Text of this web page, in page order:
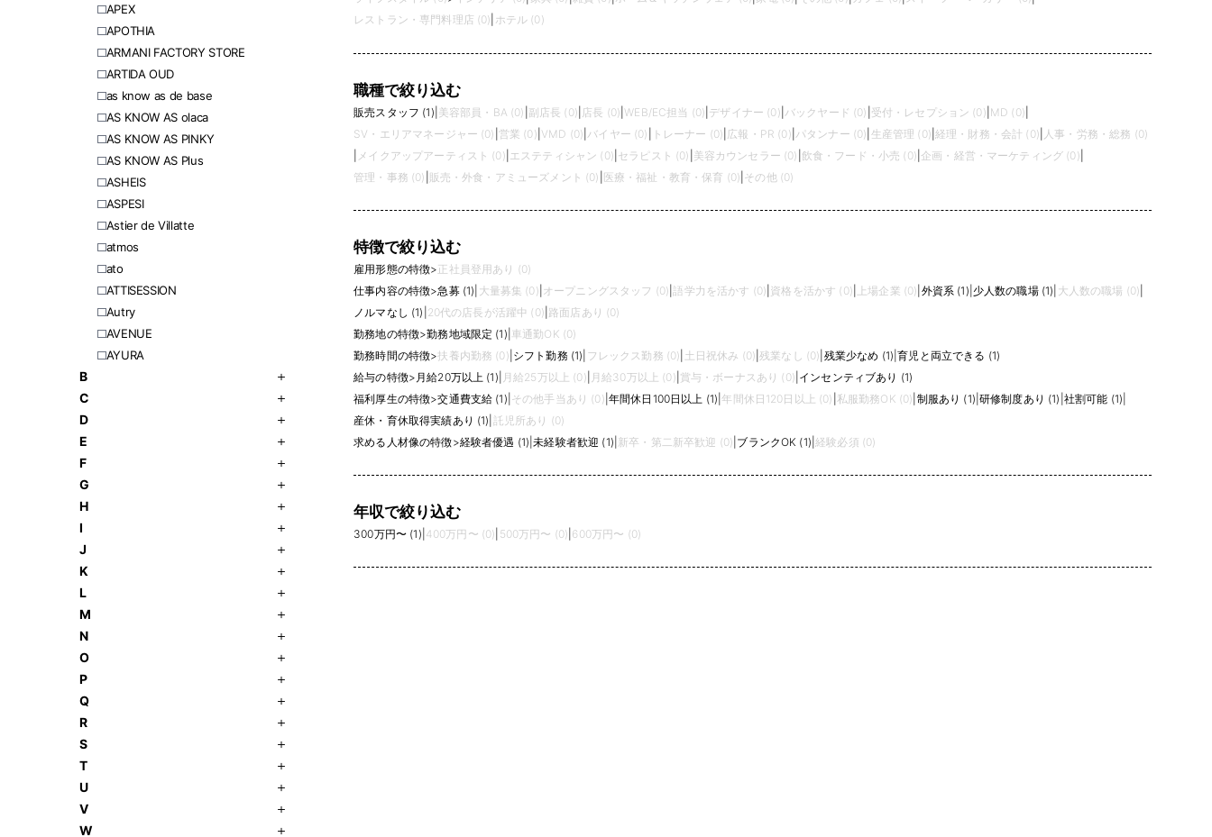
APEX
APOTHIA
ARMANI FACTORY STORE
ARTIDA OUD
as know as de base
AS KNOW AS olaca
AS KNOW AS PINKY
AS KNOW AS Plus
ASHEIS
ASPESI
Astier de Villatte
atmos
ato
ATTISESSION
Autry
AVENUE
AYURA
B
C
D
E
F
G
H
I
J
K
L
M
N
O
P
Q
R
S
T
U
V
W
レストラン・専門料理店 (0) ホテル (0)
職種で絞り込む
販売スタッフ (1) 美容部員・BA (0) 副店長 (0) 店長 (0) WEB/EC担当 (0) デザイナー (0) バックヤード (0) 受付・レセプション (0) MD (0)
SV・エリアマネージャー (0) 営業 (0) VMD (0) バイヤー (0) トレーナー (0) 広報・PR (0) パタンナー (0) 生産管理 (0) |経理・財務・会計 (0) 人事・労務・総務 (0)
メイクアップアーティスト (0) エステティシャン (0) セラピスト (0) 美容カウンセラー (0) 飲食・フード・小売 (0) 企画・経営・マーケティング (0)
管理・事務 (0) 販売・外食・アミューズメント (0) 医療・福祉・教育・保育 (0) その他 (0)
特徴で絞り込む
雇用形態の特徴>正社員登用あり (0)
仕事内容の特徴>急募 (1) 大量募集 (0) オープニングスタッフ (0) |語学力を活かす (0) 資格を活かす (0) 上場企業 (0) 外資系 (1) 少人数の職場 (1) 大人数の職場 (0)
ノルマなし (1) 20代の店長が活躍中 (0) 路面店あり (0)
勤務地の特徴>勤務地域限定 (1) 車通勤OK (0)
勤務時間の特徴>扶養内勤務 (0) シフト勤務 (1) フレックス勤務 (0) 土日祝休み (0) |残業なし (0) 残業少なめ (1) |育児と両立できる (1)
給与の特徴> 月給20万以上 (1) 月給25万以上 (0) 月給30万以上 (0) 賞与・ボーナスあり (0) インセンティブあり (1)
福利厚生の特徴>交通費支給 (1) その他手当あり (0) 年間休日100日以上 (1) 年間休日120日以上 (0) 私服勤務OK (0) 制服あり (1) 研修制度あり (1) 社割可能 (1)
産休・育休取得実績あり (1) 託児所あり (0)
求める人材像の特徴>経験者優遇 (1) |未経験者歓迎 (1) 新卒・第二新卒歓迎 (0) ブランクOK (1) |経験必須 (0)
年収で絞り込む
300万円〜 (1) 400万円〜 (0) 500万円〜 (0) 600万円〜 (0)